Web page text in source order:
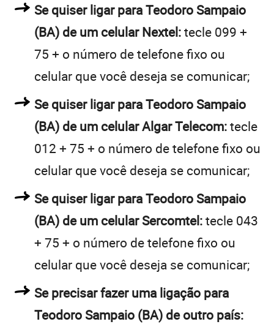
Se quiser ligar para Teodoro Sampaio
(BA) de um celular Nextel:tecle 099 +
75 + o número de telefone fixo ou
celular que você deseja se comunicar;
Se quiser ligar para Teodoro Sampaio
(BA) de um celular Algar Telecom:tecle
012 + 75 + o número de telefone fixo ou
celular que você deseja se comunicar;
Se quiser ligar para Teodoro Sampaio
(BA) de um celular Sercomtel:tecle 043
+ 75 + o número de telefone fixo ou
celular que você deseja se comunicar;
Se precisar fazer uma ligação para
Teodoro Sampaio (BA) de outro país: